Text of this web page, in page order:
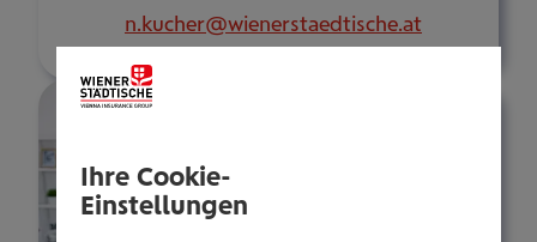
n.kucher@wienerstaedtische.at
Ihre Cookie-
Einstellungen